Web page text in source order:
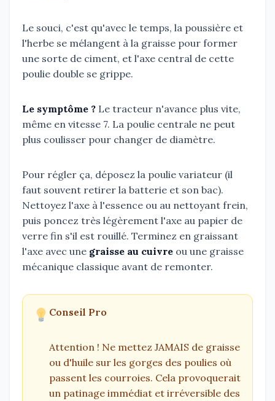
Le souci, c'est qu'avec le temps, la poussière et
l'herbe se mélangent à la graisse pour former
une sorte de ciment, et l'axe central de cette
poulie double se grippe.
Le symptôme ? Le tracteur n'avance plus vite,
même en vitesse 7. La poulie centrale ne peut
plus coulisser pour changer de diamètre.
Pour régler ça, déposez la poulie variateur (il
faut souvent retirer la batterie et son bac).
Nettoyez l'axe à l'essence ou au nettoyant frein,
puis poncez très légèrement l'axe au papier de
verre fin s'il est rouillé. Terminez en graissant
l'axe avec une graisse au cuivre ou une graisse
mécanique classique avant de remonter.
Conseil Pro
Attention ! Ne mettez JAMAIS de graisse
ou d'huile sur les gorges des poulies où
passent les courroies. Cela provoquerait
un patinage immédiat et irréversible des